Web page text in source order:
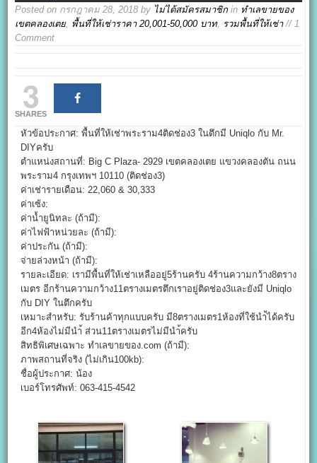
Posted on กรกฎาคม 28, 2018 by ไม่ได้สมัครสมาชิก in ทำเลขายของ
เขตคลองเตย, พื้นที่ให้เช่าราคา 20,001-50,000 บาท, รวมพื้นที่ให้เช่า// 1
Comment
3
SHARES
หัวข้อประกาศ: พื้นที่ให้เช่าพระราม4ติดช่อง3 ในตึกมี Uniqlo กับ Mr.
DIYครับ
ตำแหน่งสถานที่: Big C Plaza- 2929 เขตคลองเตย แขวงคลองตัน ถนน
พระราม4 กรุงเทพฯ 10110 (ติดช่อง3)
ค่าเช่ารายเดือน: 22,060 & 30,333
ค่าเซ้ง:
ค่าน้ำยูนิทละ (ถ้ามี):
ค่าไฟฟ้าหน่วยละ (ถ้ามี):
ค่าประกัน (ถ้ามี):
จ่ายล่วงหน้า (ถ้ามี):
รายละเอียด: เรามีพื้นที่ให้เช่าเหลืออยู่5ร้านครับ 4ร้านความกว้าง8ตราง
เมตร อีกร้านความกว้าง11ตรางเมตรตึกเราอยู่ติดช่อง3และยังมี Uniqlo
กับ DIY ในตึกครับ
เหมาะสำหรับ: รับร้านค้าทุกแบบครับ มี8ตรางเมตร1ห้องที่ใช้นำ้ได้ครับ
อีก4ห้องไม่มีนำ้ ส่วน11ตรางเมตรไม่มีนำ้ครับ
สิทธิพิเศษเฉพาะ ทำเลขายของ.com (ถ้ามี):
ภาพสถานที่จริง (ไม่เกิน100kb):
ชื่อผู้ประกาศ: น้อง
เบอร์โทรศัพท์: 063-415-4542